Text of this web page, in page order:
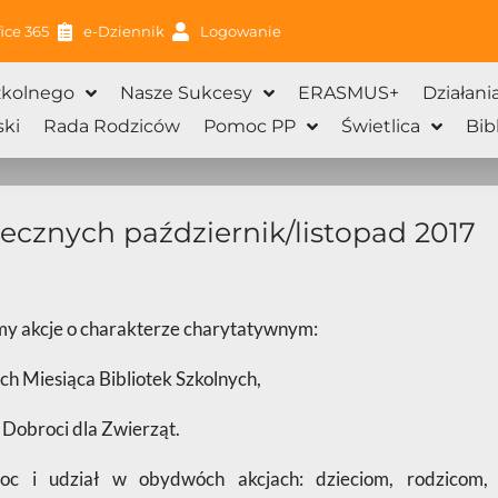
365 e-Dziennik Logowanie
Nasze Sukcesy ERASMUS+
Rada Rodziców Pomoc PP Świetlica
październik/listopad 2017
akcje o charakterze charytatywnym:
Miesiąca Bibliotek Szkolnych,
dla Zwierząt.
i udział w obydwóch akcjach: dzieciom, rodzicom,